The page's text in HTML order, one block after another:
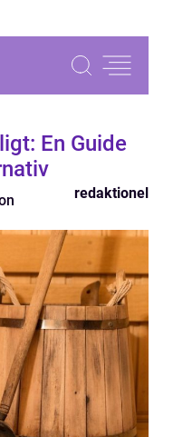
En Guide
redaktionel